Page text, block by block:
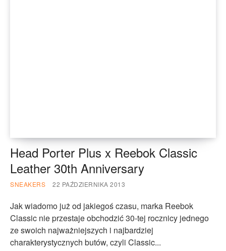
Head Porter Plus x Reebok Classic
Leather 30th Anniversary
SNEAKERS 22 PAŹDZIERNIKA 2013
Jak wiadomo już od jakiegoś czasu, marka Reebok
Classic nie przestaje obchodzić 30-tej rocznicy jednego
ze swoich najważniejszych i najbardziej
charakterystycznych butów, czyli Classic...